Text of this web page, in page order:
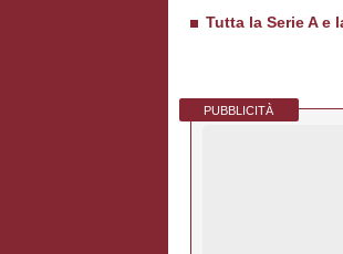
Tutta la Serie A e
PUBBLICITÀ